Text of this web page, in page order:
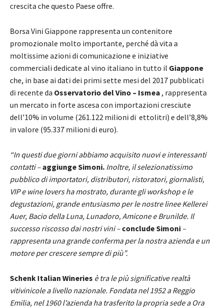
crescita che questo Paese offre.
Borsa Vini Giappone rappresenta un contenitore
promozionale molto importante, perché dà vita a
moltissime azioni di comunicazione e iniziative
commerciali dedicate al vino italiano in tutto il Giappone
che, in base ai dati dei primi sette mesi del 2017 pubblicati
di recente da Osservatorio del Vino – Ismea , rappresenta
un mercato in forte ascesa con importazioni cresciute
dell’10% in volume (261.122 milioni di ettolitri) e dell’8,8%
in valore (95.337 milioni di euro).
“In questi due giorni abbiamo acquisito nuovi e interessanti
contatti – aggiunge Simoni. Inoltre, il selezionatissimo
pubblico di importatori, distributori, ristoratori, giornalisti,
VIP e wine lovers ha mostrato, durante gli workshop e le
degustazioni, grande entusiasmo per le nostre linee Kellerei
Auer, Bacio della Luna, Lunadoro, Amicone e Brunilde. Il
successo riscosso dai nostri vini – conclude Simoni –
rappresenta una grande conferma per la nostra azienda e un
motore per crescere sempre di più”.
Schenk Italian Wineries è tra le più significative realtà
vitivinicole a livello nazionale. Fondata nel 1952 a Reggio
Emilia, nel 1960 l’azienda ha trasferito la propria sede a Ora